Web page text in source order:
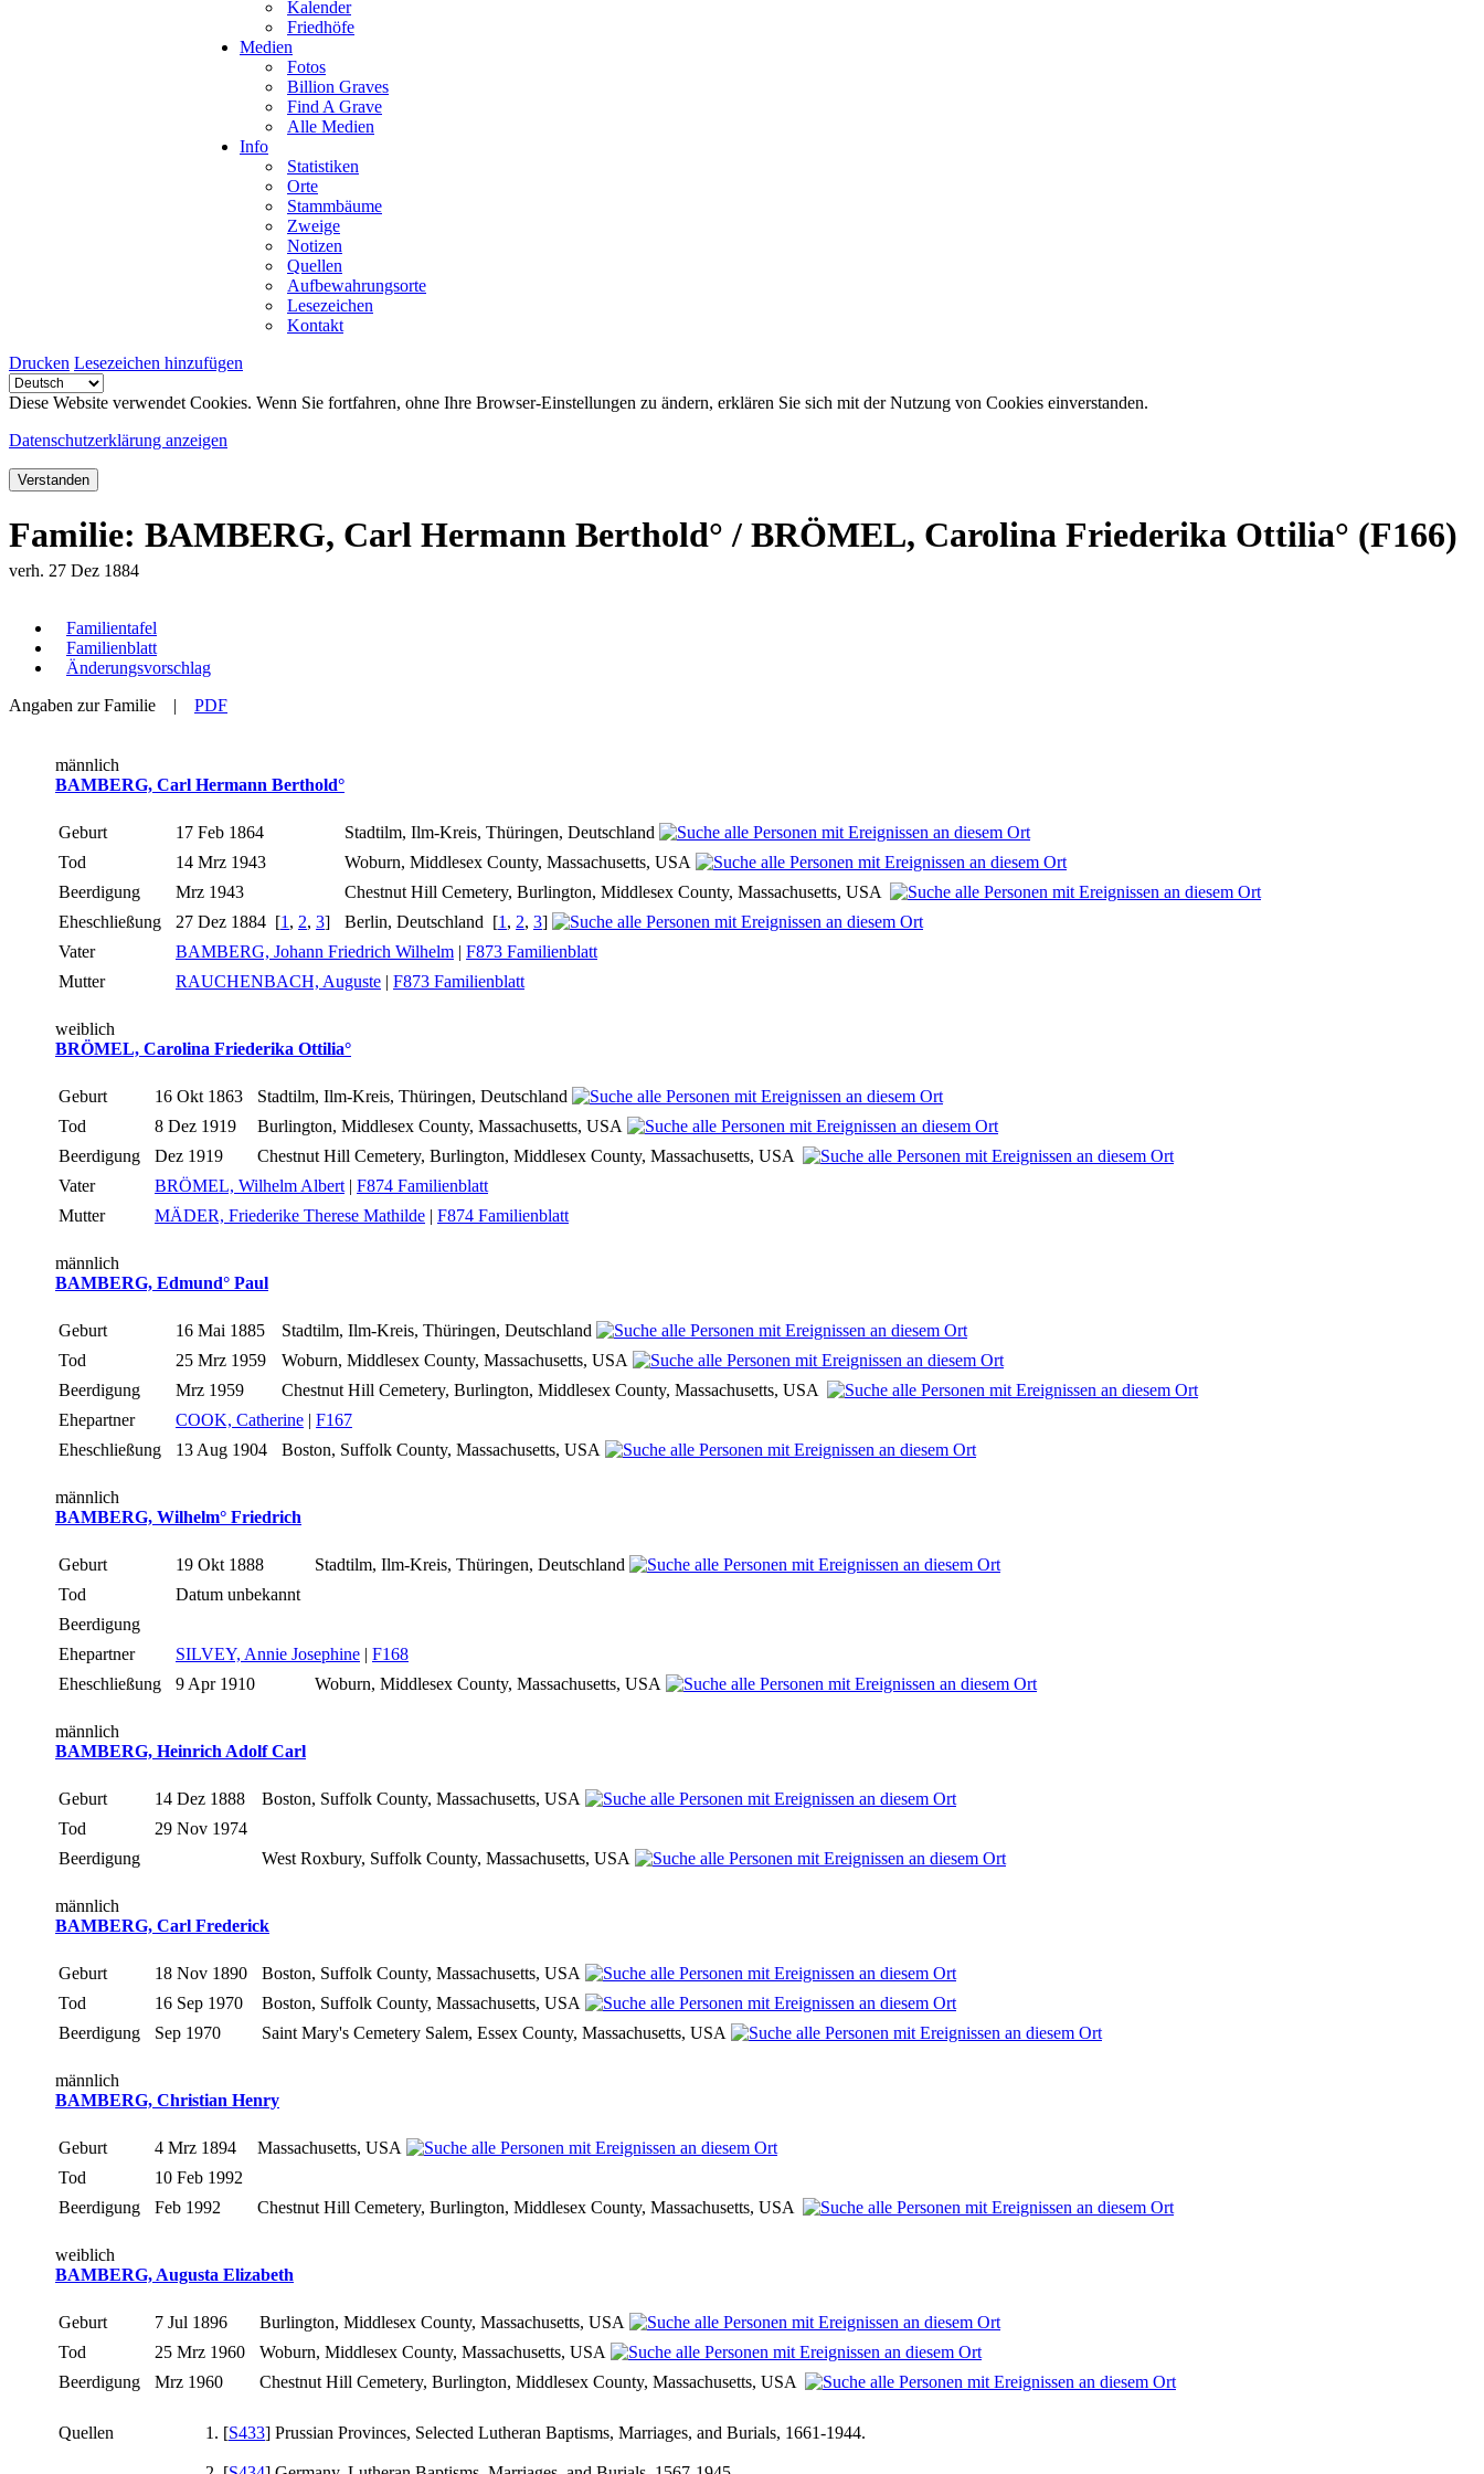
Kalender
Friedhöfe
Medien
Fotos
Billion Graves
Find A Grave
Alle Medien
Info
Statistiken
Orte
Stammbäume
Zweige
Notizen
Quellen
Aufbewahrungsorte
Lesezeichen
Kontakt
Drucken Lesezeichen hinzufügen
Diese Website verwendet Cookies. Wenn Sie fortfahren, ohne Ihre Browser-Einstellungen zu ändern, erklären Sie sich mit der Nutzung von Cookies einverstanden.
Datenschutzerklärung anzeigen
Verstanden
Familie: BAMBERG, Carl Hermann Berthold° / BRÖMEL, Carolina Friederika Ottilia° (F166)
verh. 27 Dez 1884
Familientafel
Familienblatt
Änderungsvorschlag
Angaben zur Familie | PDF
männlich
BAMBERG, Carl Hermann Berthold°
Geburt 17 Feb 1864
Stadtilm, Ilm-Kreis, Thüringen, Deutschland
Tod
14 Mrz 1943
Woburn, Middlesex County, Massachusetts, USA
Beerdigung
Mrz 1943
Chestnut Hill Cemetery, Burlington, Middlesex County, Massachusetts, USA
Eheschließung
27 Dez 1884 [1 , 2, 3] Berlin, Deutschland [1 , 2, 3]
Vater
BAMBERG, Johann Friedrich Wilhelm | F873 Familienblatt
Mutter
RAUCHENBACH, Auguste | F873 Familienblatt
weiblich
BRÖMEL, Carolina Friederika Ottilia°
Geburt 16 Okt 1863
Stadtilm, Ilm-Kreis, Thüringen, Deutschland
Tod
8 Dez 1919
Burlington, Middlesex County, Massachusetts, USA
Beerdigung
Dez 1919
Chestnut Hill Cemetery, Burlington, Middlesex County, Massachusetts, USA
Vater
BRÖMEL, Wilhelm Albert | F874 Familienblatt
Mutter
MÄDER, Friederike Therese Mathilde | F874 Familienblatt
männlich
BAMBERG, Edmund° Paul
Geburt 16 Mai 1885
Stadtilm, Ilm-Kreis, Thüringen, Deutschland
Tod
25 Mrz 1959
Woburn, Middlesex County, Massachusetts, USA
Beerdigung
Mrz 1959
Chestnut Hill Cemetery, Burlington, Middlesex County, Massachusetts, USA
Ehepartner
COOK, Catherine | F167
Eheschließung
13 Aug 1904 Boston, Suffolk County, Massachusetts, USA
männlich
BAMBERG, Wilhelm° Friedrich
Geburt 19 Okt 1888
Stadtilm, Ilm-Kreis, Thüringen, Deutschland
Tod
Datum unbekannt
Beerdigung
Ehepartner
SILVEY, Annie Josephine | F168
Eheschließung
9 Apr 1910 Woburn, Middlesex County, Massachusetts, USA
männlich
BAMBERG, Heinrich Adolf Carl
Geburt 14 Dez 1888
Boston, Suffolk County, Massachusetts, USA
Tod
29 Nov 1974
Beerdigung
West Roxbury, Suffolk County, Massachusetts, USA
männlich
BAMBERG, Carl Frederick
Geburt 18 Nov 1890
Boston, Suffolk County, Massachusetts, USA
Tod
16 Sep 1970
Boston, Suffolk County, Massachusetts, USA
Beerdigung
Sep 1970 Saint Mary's Cemetery Salem, Essex County, Massachusetts, USA
männlich
BAMBERG, Christian Henry
Geburt 4 Mrz 1894
Massachusetts, USA
Tod
10 Feb 1992
Beerdigung
Feb 1992 Chestnut Hill Cemetery, Burlington, Middlesex County, Massachusetts, USA
weiblich
BAMBERG, Augusta Elizabeth
Geburt 7 Jul 1896
Burlington, Middlesex County, Massachusetts, USA
Tod
25 Mrz 1960
Woburn, Middlesex County, Massachusetts, USA
Beerdigung
Mrz 1960 Chestnut Hill Cemetery, Burlington, Middlesex County, Massachusetts, USA
Quellen [S433] Prussian Provinces, Selected Lutheran Baptisms, Marriages, and Burials, 1661-1944.